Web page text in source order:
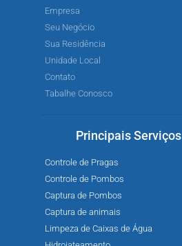
Empresa
Seu Negócio
Sua Residência
Unidade Local
Contato
Tabalhe Conosco
Principais Serviços
Controle de Pragas
Controle de Pombos
Captura de Pombos
Captura de animais
Limpeza de Caixas de Água